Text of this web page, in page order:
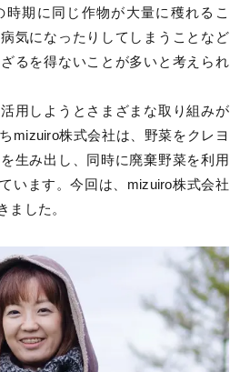
期に同じ作物が大量に穫れるこ
気になったりしてしまうことなど
るを得ないことが多いと考えられ
用しようとさまざまな取り組みが
mizuiro株式会社は、野菜をクレヨ
生み出し、同時に廃棄野菜を利用
います。今回は、mizuiro株式会社
ました。